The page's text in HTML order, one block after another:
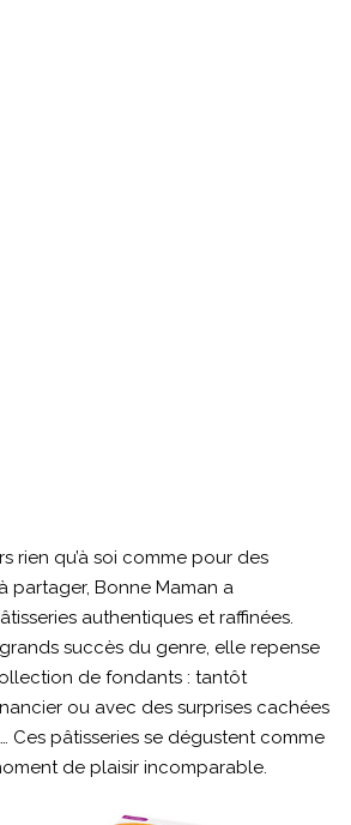
rien qu’à soi comme pour des
partager, Bonne Maman a
authentiques et raffinées.
succès du genre, elle repense
de fondants : tantôt
ou avec des surprises cachées
pâtisseries se dégustent comme
de plaisir incomparable.